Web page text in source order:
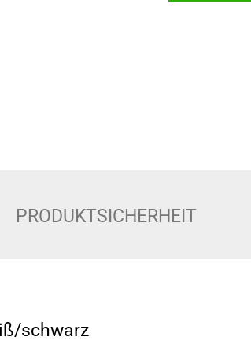
PRODUKTSICHERHEIT
schwarz